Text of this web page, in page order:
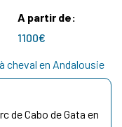
A partir de
1100€
cheval en Andalousie
de Cabo de Gata en